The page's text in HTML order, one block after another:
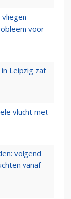
vliegen
voor
Leipzig zat
vlucht met
volgend
vanaf